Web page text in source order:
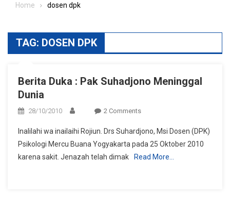
Home dosen dpk
TAG: DOSEN DPK
Berita Duka : Pak Suhadjono Meninggal
Dunia
28/10/2010 2 CommentsOn
Duka
:
Pak
Inalilahi wa inailaihi Rojiun. Drs Suhardjono, Msi Dosen (DPK)
Psikologi Mercu Buana Yogyakarta pada 25 Oktober 2010
karena sakit. Jenazah telah dimak
Read More…